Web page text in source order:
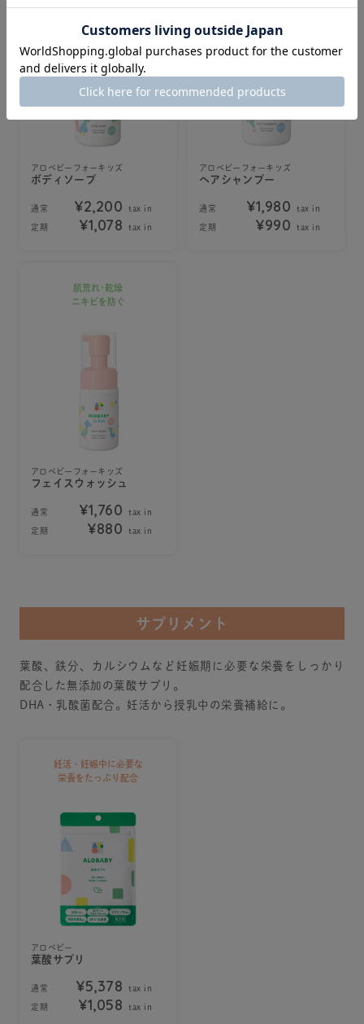
アロベビーフォーキッズ
ボディソープ
通常 ¥2,200 tax in
定期 ¥1,078 tax in
アロベビーフォーキッズ
ヘアシャンプー
通常 ¥1,980 tax in
定期 ¥990 tax in
肌荒れ･乾燥
ニキビを防ぐ
アロベビーフォーキッズ
フェイスウォッシュ
通常 ¥1,760 tax in
定期 ¥880 tax in
サプリメント
葉酸、鉄分、カルシウムなど妊娠期に必要な栄養をしっかり
配合した無添加の葉酸サプリ。
DHA・乳酸菌配合。妊活から授乳中の栄養補給に。
妊活・妊娠中に必要な
栄養をたっぷり配合
アロベビー
葉酸サプリ
通常 ¥5,378 tax in
定期 ¥1,058 tax in